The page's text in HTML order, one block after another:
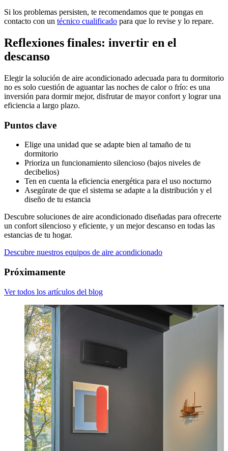
Si los problemas persisten, te recomendamos que te pongas en
contacto con un técnico cualificado para que lo revise y lo repare.
Reflexiones finales: invertir en el
descanso
Elegir la solución de aire acondicionado adecuada para tu dormitorio
no es solo cuestión de aguantar las noches de calor o frío: es una
inversión para dormir mejor, disfrutar de mayor confort y lograr una
eficiencia a largo plazo.
Puntos clave
Elige una unidad que se adapte bien al tamaño de tu
dormitorio
Prioriza un funcionamiento silencioso (bajos niveles de
decibelios)
Ten en cuenta la eficiencia energética para el uso nocturno
Asegúrate de que el sistema se adapte a la distribución y el
diseño de tu estancia
Descubre soluciones de aire acondicionado diseñadas para ofrecerte
un confort silencioso y eficiente, y un mejor descanso en todas las
estancias de tu hogar.
Descubre nuestros equipos de aire acondicionado
Próximamente
Ver todos los artículos del blog